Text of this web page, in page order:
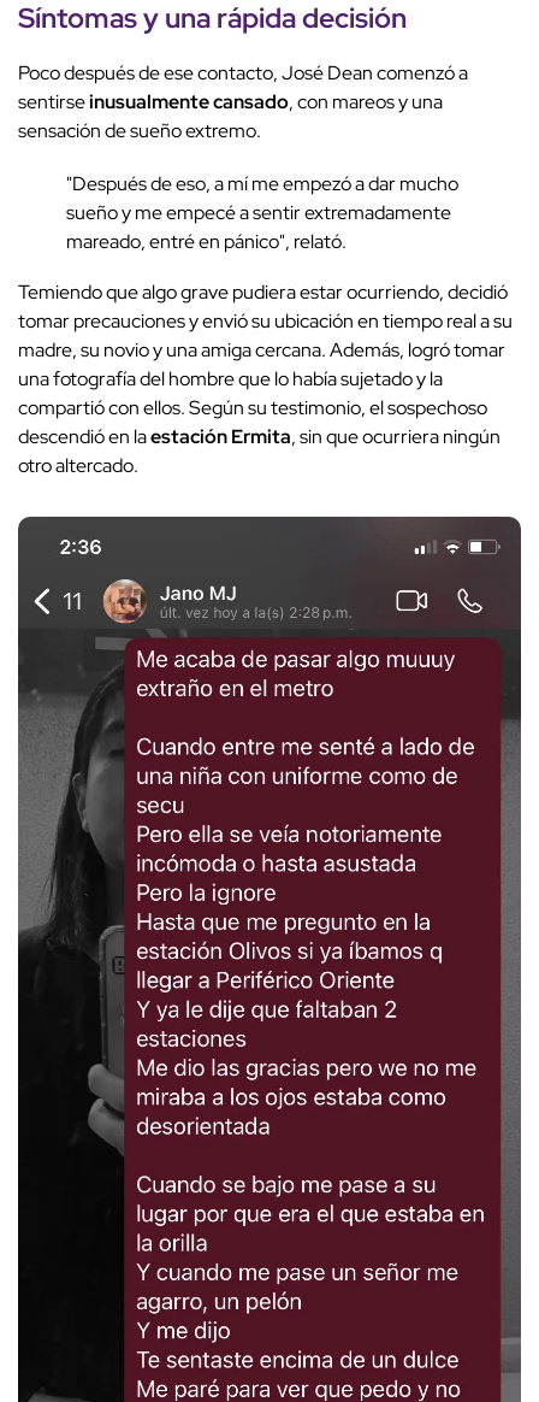
Síntomas y una rápida decisión
Poco después de ese contacto, José Dean comenzó a
sentirseinusualmente cansado, con mareos y una
sensación de sueño extremo.
"Después de eso, a mí me empezó a dar mucho
sueño y me empecé a sentir extremadamente
mareado, entré en pánico", relató.
Temiendo que algo grave pudiera estar ocurriendo, decidió
tomar precauciones y envió su ubicación en tiempo real a su
madre, su novio y una amiga cercana. Además, logró tomar
una fotografía del hombre que lo había sujetado y la
compartió con ellos.Según su testimonio, el sospechoso
descendió en laestación Ermita, sin que ocurriera ningún
otro altercado.